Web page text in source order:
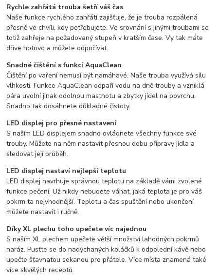
Rychle zahřátá trouba šetří váš čas
Naše funkce rychlého zahřátí zajišťuje, že je trouba rozpálená
přesně ve chvíli, kdy potřebujete. Ve srovnání s jinými troubami se
totiž zahřeje na požadovaný stupeň v kratším čase. Vy tak máte
dříve hotovo a můžete odpočívat.
Snadné čištění s funkcí AquaClean
Čištění po vaření nemusí být namáhavé. Naše trouba využívá sílu
vlhkosti. Funkce AquaClean odpaří vodu na dně trouby a vzniklá
pára uvolní jinak odolnou mastnotu a zbytky jídel na povrchu.
Snadno tak dosáhnete důkladné čistoty.
LED displej pro přesné nastavení
S naším LED displejem snadno ovládnete všechny funkce své
trouby. Můžete na něm nastavit přesnou dobu přípravy jídla a
sledovat její průběh.
LED displej nastaví nejlepší teplotu
LED displej navrhuje správnou teplotu na základě vámi zvolené
funkce pečení. Už nikdy nebudete váhat, jaká teplota je pro váš
pokrm ta nejvhodnější. Teplotu a čas spuštění nebo ukončení
můžete nastavit i ručně.
Díky XL plechu toho upečete víc najednou
S naším XL plechem upečete větší množství lahodných pokrmů
naráz. Pusťte se do nadýchaných koláčků k odpolední kávě nebo
upečte šťavnatou sekanou pro přátele. Více místa znamená také
více skvělých receptů.